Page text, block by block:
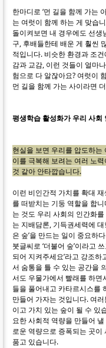
한마디로 ‘먼 길을 함께 가는
는 여럿이 함께 하는 게 맞습
돌이켜보면 내 경우에도 선생
구, 후배들한테 배운 게 훨씬
적입니다. 비슷한 환경과 조
감과 교감, 이런 것들이 얼마
험으로 다 알잖아요? 여럿이
먼 길을 함께 가는 사이라면
평생학습 활성화가 우리 사회
현실을 보면 우리를 압도하
이를 극복해 보려는 여러 노
것 같아 안타깝습니다.
이런 비인간적 가치를 확대
를 떠받치는 기둥 역할을 합
는 것도 우리 사회의 인간화
는 지배담론, 기득권세력에
은 숲’을 만드는 일이 중요하
붓글씨로 ‘더불어 숲’이라고
되어 지켜주세요’라고 강조
서 숨통을 틀 수 있는 공간을
서도 우물가에서 빨래를 하면
들을 풀어내고 카타르시스를
만들어 가자는 것입니다. 여
이고 가치 있는 숲이 될 수 있
요한 사회적 역량을 만들어
로운 역량으로 증폭되는 곳
품고 있습니다.